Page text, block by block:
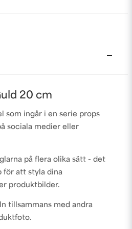
20 cm
som ingår i en serie props
sociala medier eller
på flera olika sätt - det
för att styla dina
produktbilder.
tillsammans med andra